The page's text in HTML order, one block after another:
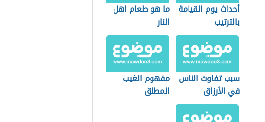
أحداث يوم القيامة
بالترتيب
ما هو طعام اهل
النار
سبب تفاوت الناس
في الأرزاق
مفهوم الغيب
المطلق